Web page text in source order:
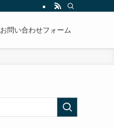
お問い合わせフォーム